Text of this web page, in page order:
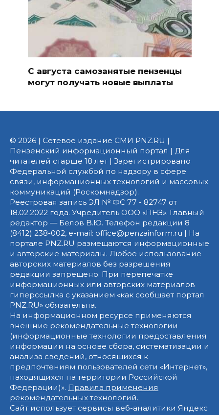
С августа самозанятые пензенцы
могут получать новые выплаты
© 2026 | Сетевое издание СМИ PNZ.RU |
Пензенский информационный портал | Для
читателей старше 18 лет | Зарегистрировано
Федеральной службой по надзору в сфере
связи, информационных технологий и массовых
коммуникаций (Роскомнадзор).
Реестровая запись ЭЛ № ФС 77 - 82747 от
18.02.2022 года. Учредитель ООО «ПНЗ». Главный
редактор — Белов В.Ю. Телефон редакции 8
(8412) 238-002, e-mail: office@penzainform.ru | На
портале PNZ.RU размещаются информационные
и авторские материалы. Любое использование
авторских материалов без разрешения
редакции запрещено. При перепечатке
информационных или авторских материалов
гиперссылка с указанием «как сообщает портал
PNZ.RU» обязательна.
На информационном ресурсе применяются
внешние рекомендательные технологии
(информационные технологии предоставления
информации на основе сбора, систематизации и
анализа сведений, относящихся к
предпочтениям пользователей сети «Интернет»,
находящихся на территории Российской
Федерации)». Правила применения
рекомендательных технологий.
Сайт использует сервисы веб-аналитики Яндекс